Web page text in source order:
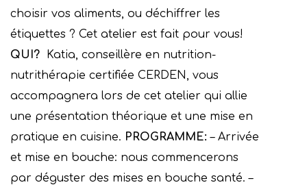
choisir vos aliments, ou déchiffrer les
étiquettes ? Cet atelier est fait pour vous!
QUI?
Katia, conseillère en nutrition-
nutrithérapie certifiée CERDEN, vous
accompagnera lors de cet atelier qui allie
une présentation théorique et une mise en
pratique en cuisine. PROGRAMME: – Arrivée
et mise en bouche: nous commencerons
par déguster des mises en bouche santé. –